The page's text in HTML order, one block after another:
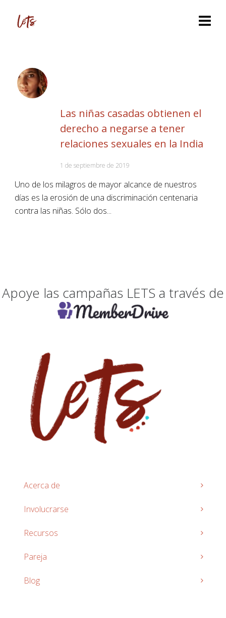
Las niñas casadas obtienen el
derecho a negarse a tener
relaciones sexuales en la India
1 de septiembre de 2019
Uno de los milagros de mayor alcance de nuestros
días es la erosión de una discriminación centenaria
contra las niñas. Sólo dos...
Apoye las campañas LETS a través de
Acerca de
Involucrarse
Recursos
Pareja
Blog